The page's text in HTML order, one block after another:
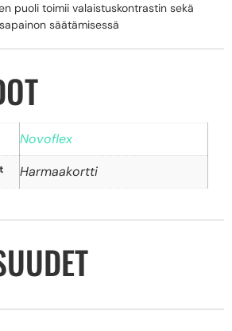
puoli toimii valaistuskontrastin sekä
säätämisessä
Novoflex
Harmaakortti